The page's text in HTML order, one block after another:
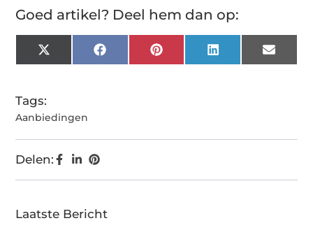
Goed artikel? Deel hem dan op:
X
(Twitter)
FacebookPinterest LinkedIn Email
Tags:
Aanbiedingen
Delen:
Laatste Bericht